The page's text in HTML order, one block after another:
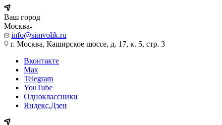
Ваш город
Москва
info@simvolik.ru
г. Москва, Каширское шоссе, д. 17, к. 5, стр. 3
Вконтакте
Max
Telegram
YouTube
Одноклассники
Яндекс.Дзен